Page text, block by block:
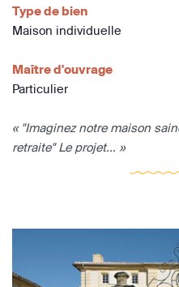
Type de bien
Maison individuelle
Maître d'ouvrage
Particulier
« "Imaginez notre maison
retraite" Le projet... »